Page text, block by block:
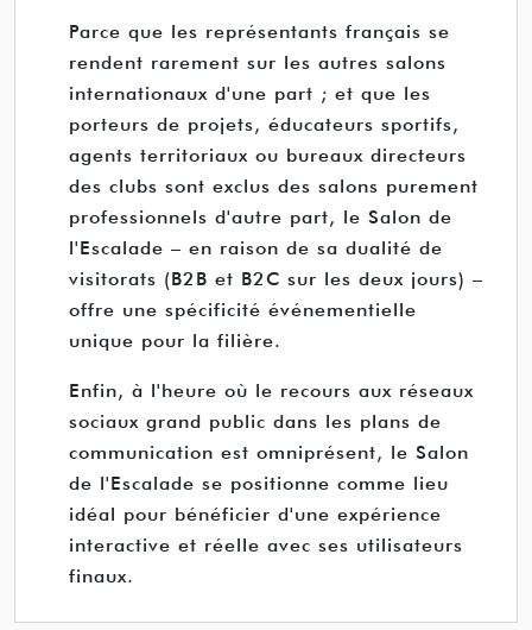
Parce que les représentants français se
rendent rarement sur les autres salons
internationaux d'une part ; et que les
porteurs de projets, éducateurs sportifs,
agents territoriaux ou bureaux directeurs
des clubs sont exclus des salons purement
professionnels d'autre part, le Salon de
l'Escalade – en raison de sa dualité de
visitorats (B2B et B2C sur les deux jours) –
offre une spécificité événementielle
unique pour la filière.
Enfin, à l'heure où le recours aux réseaux
sociaux grand public dans les plans de
communication est omniprésent, le Salon
de l'Escalade se positionne comme lieu
idéal pour bénéficier d'une expérience
interactive et réelle avec ses utilisateurs
finaux.